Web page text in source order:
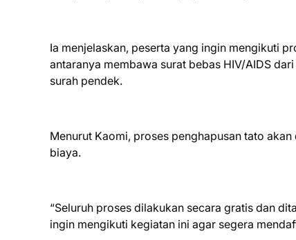
Ia menjelaskan, peserta yang ingin mengikuti
antaranya membawa surat bebas HIV/AIDS
surah pendek.
Menurut Kaomi, proses penghapusan tato
biaya.
“Seluruh proses dilakukan secara gratis dan
ingin mengikuti kegiatan ini agar segera